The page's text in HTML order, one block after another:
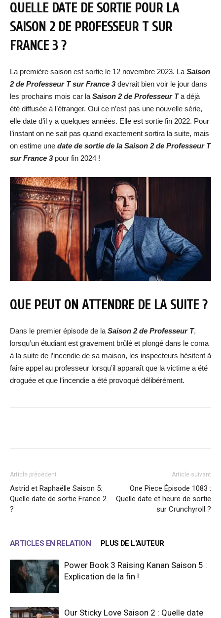
QUELLE DATE DE SORTIE POUR LA
SAISON 2 DE PROFESSEUR T SUR
FRANCE 3 ?
La première saison est sortie le 12 novembre 2023. La Saison
2 de Professeur T sur France 3devrait bien voir le jour dans
les prochains mois car la Saison 2 de Professeur Ta déjà
été diffusée à l’étranger. Oui ce n’est pas une nouvelle série,
elle date d’il y a quelques années. Elle est sortie fin 2022. Pour
l’instant on ne sait pas quand exactement sortira la suite, mais
on estime une date de sortie de la Saison 2 de Professeur T
sur France 3 pour fin 2024 !
QUE PEUT ON ATTENDRE DE LA SUITE ?
Dans le premier épisode de la Saison 2 de Professeur T,
lorsqu’un étudiant est gravement brûlé et plongé dans le coma
à la suite de l’incendie de sa maison, les inspecteurs hésitent à
faire appel au professeur lorsqu’il apparaît que la victime a été
droguée et que l’incendie a été provoqué délibérément.
Article précédent
Astrid et Raphaëlle Saison 5:
Quelle date de sortie France 2
?
Article suivant
One Piece Épisode 1083 :
Quelle date et heure de sortie
sur Crunchyroll ?
ARTICLES EN RELATION PLUS DE L'AUTEUR
Power Book 3 Raising Kanan Saison 5 :
Explication de la fin !
Our Sticky Love Saison 2 : Quelle date